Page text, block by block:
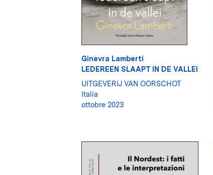
Ginevra Lamberti
LEDEREEN SLAAPT IN DE VALLEI
UITGEVERIJ VAN OORSCHOT
Italia
ottobre 2023